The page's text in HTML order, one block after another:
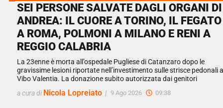
SEI PERSONE SALVATE DAGLI ORGANI DI
ANDREA: IL CUORE A TORINO, IL FEGATO
A ROMA, POLMONI A MILANO E RENI A
REGGIO CALABRIA
La 23enne è morta all’ospedale Pugliese di Catanzaro dopo le
gravissime lesioni riportate nell’investimento sulle strisce pedonali a
Vibo Valentia. La donazione subito autorizzata dai genitori
a cura di Nicola Lopreiato | 9 Ago 2026 09:38